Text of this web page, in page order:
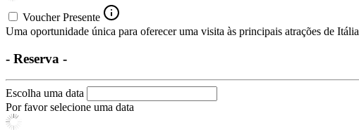
Voucher Presente
Uma oportunidade única para oferecer uma visita às principais atrações de Itália
- Reserva -
Escolha uma data
Por favor selecione uma data